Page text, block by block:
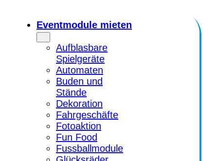
Eventmodule mieten
Aufblasbare
Spielgeräte
Automaten
Buden und
Stände
Dekoration
Fahrgeschäfte
Fotoaktion
Fun Food
Fussballmodule